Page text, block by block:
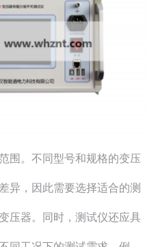
围。不同型号和规格的变压
异，因此需要选择适合的测
压器。同时，测试仪还应具